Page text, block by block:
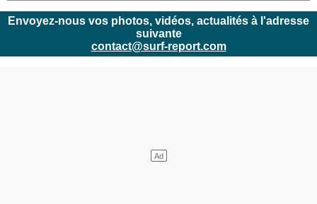
Envoyez-nous vos photos, vidéos, actualités à l'adresse
suivante
contact@surf-report.com